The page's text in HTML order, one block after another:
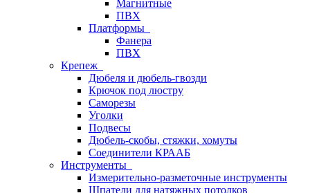
Магнитные
ПВХ
Платформы
Фанера
ПВХ
Крепеж
Дюбеля и дюбель-гвозди
Крючок под люстру
Саморезы
Уголки
Подвесы
Дюбель-скобы, стяжки, хомуты
Соединители КРААБ
Инструменты
Измерительно-разметочные инструменты
Шпатели для натяжных потолков